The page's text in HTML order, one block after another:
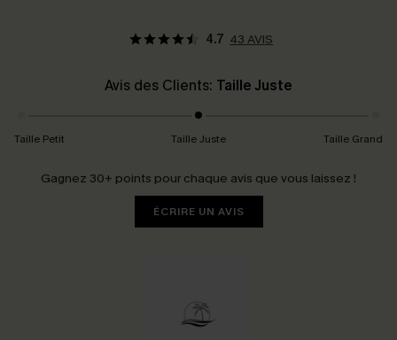
4.7 43 AVIS
Avis des Clients: Taille Juste
Taille Petit Taille Juste Taille Grand
Gagnez 30+ points pour chaque avis que vous laissez !
ÉCRIRE UN AVIS